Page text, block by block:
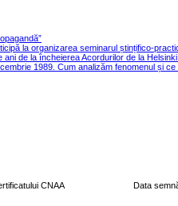
la organizarea seminarul ștințifico-
ani de la încheierea Acordurilor de la
1989. Cum analizăm fenomenul și ce
CNAA Data